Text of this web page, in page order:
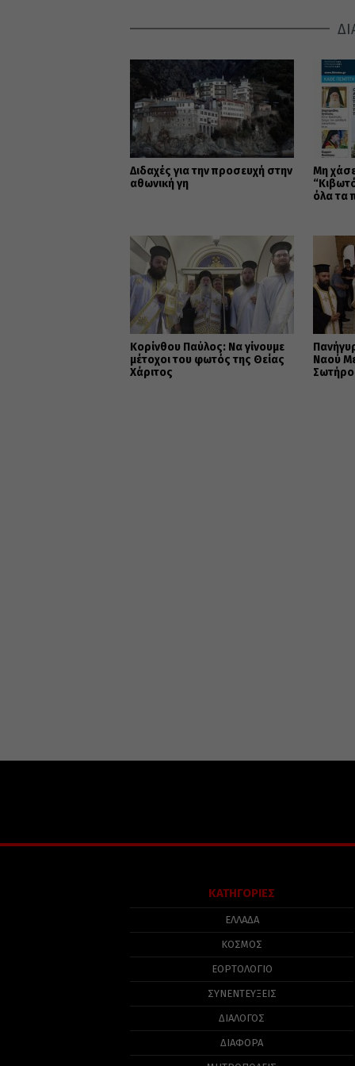
Διδαχές για την προσευχή στην
αθωνική γη
Μη
όλα τα
Κορίνθου Παύλος: Να γίνουμε
μέτοχοι του φωτός της Θείας
Χάριτος
Ναού
ΚΑΤΗΓΟΡΙΕΣ
ΕΛΛΑΔΑ
ΚΟΣΜΟΣ
ΕΟΡΤΟΛΟΓΙΟ
ΣΥΝΕΝΤΕΥΞΕΙΣ
ΔΙΑΛΟΓΟΣ
ΔΙΑΦΟΡΑ